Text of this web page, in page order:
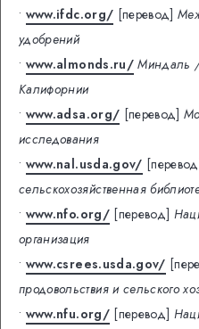
• www.ifdc.org/ [перевод]
удобрений
• www.almonds.ru/ Миндаль /
Калифорнии
• www.adsa.org/ [перевод]
исследования
• www.nal.usda.gov/
сельскохозяйственная
• www.nfo.org/ [перевод]
организация
• www.csrees.usda.gov/
продовольствия и сельского
• www.nfu.org/ [перевод]